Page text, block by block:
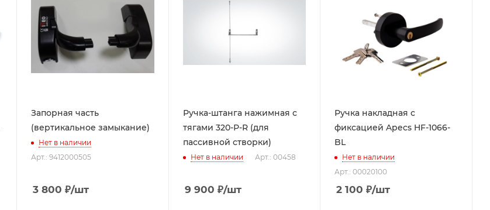
Запорная часть
(вертикальное замыкание)
Нет в наличии
Арт.: 9412000505
3 800 ₽/шт
Ручка-штанга нажимная с
тягами 320-Р-R (для
пассивной створки)
Нет в наличии Арт.: 00458
9 900 ₽/шт
Ручка накладная с
фиксацией Apecs HF-1066-
BL
Нет в наличии
Арт.: 00020100
2 100 ₽/шт